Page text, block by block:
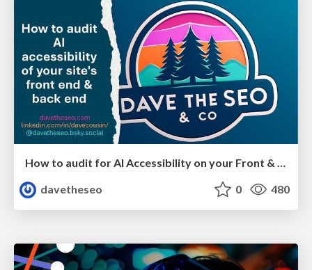
How to audit for AI Accessibility on your Front & Back End
davetheseo
0 480